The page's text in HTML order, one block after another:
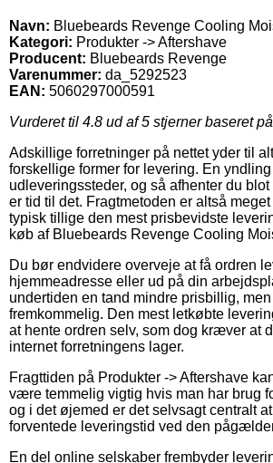
Navn: Bluebeards Revenge Cooling
Kategori: Produkter -> Aftershave
Producent: Bluebeards Revenge
Varenummer: da_5292523
EAN: 5060297000591
Vurderet til 4.8 ud af 5 stjerner baseret på
Adskillige forretninger på nettet yder til
forskellige former for levering. En
udleveringssteder, og så afhenter du
er tid til det. Fragtmetoden er altså
typisk tillige den mest prisbevidste
køb af Bluebeards Revenge Cooling
Du bør endvidere overveje at få ordren
hjemmeadresse eller ud på din
undertiden en tand mindre prisbillig,
fremkommelig. Den mest letkøbte
at hente ordren selv, som dog kræver at
internet forretningens lager.
Fragttiden på Produkter -> Aftershave
være temmelig vigtig hvis man har brug
og i det øjemed er det selvsagt centralt
forventede leveringstid ved den
En del online selskaber frembyder